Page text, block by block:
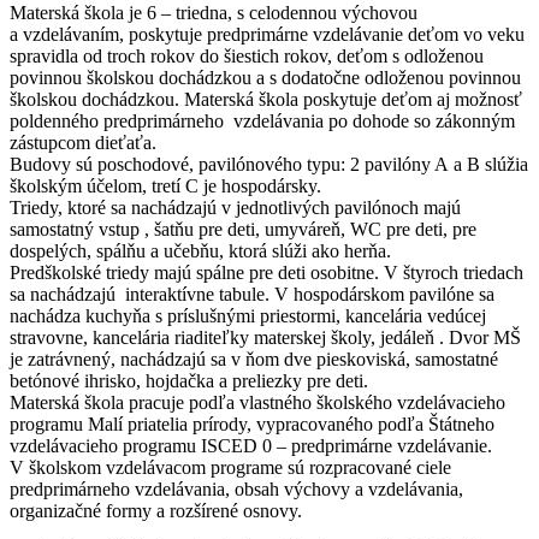
Materská škola je 6 – triedna, s celodennou výchovou
a vzdelávaním, poskytuje predprimárne vzdelávanie deťom vo veku
spravidla od troch rokov do šiestich rokov, deťom s odloženou
povinnou školskou dochádzkou a s dodatočne odloženou povinnou
školskou dochádzkou. Materská škola poskytuje deťom aj možnosť
poldenného predprimárneho vzdelávania po dohode so zákonným
zástupcom dieťaťa.
Budovy sú poschodové, pavilónového typu: 2 pavilóny A a B slúžia
školským účelom, tretí C je hospodársky.
Triedy, ktoré sa nachádzajú v jednotlivých pavilónoch majú
samostatný vstup , šatňu pre deti, umyváreň, WC pre deti, pre
dospelých, spálňu a učebňu, ktorá slúži ako herňa.
Predškolské triedy majú spálne pre deti osobitne. V štyroch triedach
sa nachádzajú interaktívne tabule. V hospodárskom pavilóne sa
nachádza kuchyňa s príslušnými priestormi, kancelária vedúcej
stravovne, kancelária riaditeľky materskej školy, jedáleň . Dvor MŠ
je zatrávnený, nachádzajú sa v ňom dve pieskoviská, samostatné
betónové ihrisko, hojdačka a preliezky pre deti.
Materská škola pracuje podľa vlastného školského vzdelávacieho
programu Malí priatelia prírody, vypracovaného podľa Štátneho
vzdelávacieho programu ISCED 0 – predprimárne vzdelávanie.
V školskom vzdelávacom programe sú rozpracované ciele
predprimárneho vzdelávania, obsah výchovy a vzdelávania,
organizačné formy a rozšírené osnovy.